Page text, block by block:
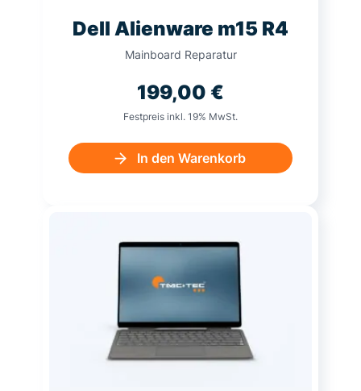
Dell Alienware m15 R4
Mainboard Reparatur
199,00 €
Festpreis inkl. 19% MwSt.
In den Warenkorb